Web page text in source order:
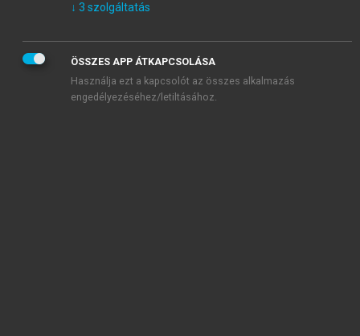
KIPRÓBÁLOM
↓ 3 szolgáltatás
ÖSSZES APP ÁTKAPCSOLÁSA
Használja ezt a kapcsolót az összes alkalmazás
engedélyezéséhez/letiltásához.